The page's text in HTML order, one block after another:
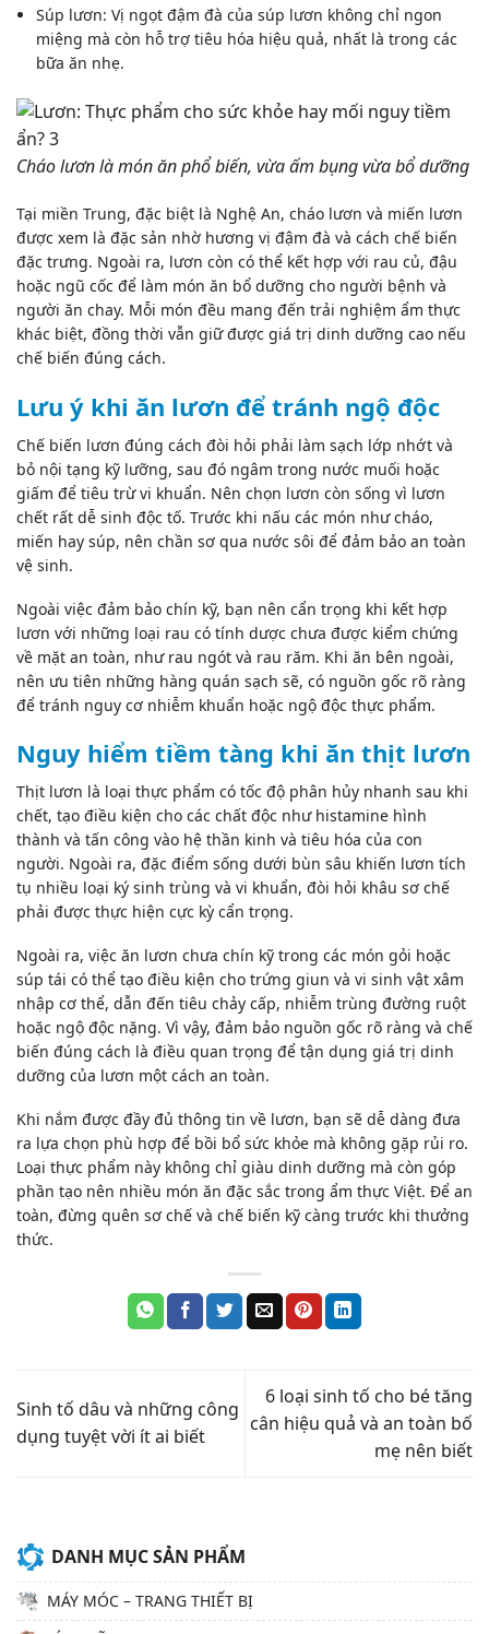
Súp lươn: Vị ngọt đậm đà của súp lươn không chỉ ngon
miệng mà còn hỗ trợ tiêu hóa hiệu quả, nhất là trong các
bữa ăn nhẹ.
Cháo lươn là món ăn phổ biến, vừa ấm bụng vừa bổ dưỡng
Tại miền Trung, đặc biệt là Nghệ An, cháo lươn và miến lươn
được xem là đặc sản nhờ hương vị đậm đà và cách chế biến
đặc trưng. Ngoài ra, lươn còn có thể kết hợp với rau củ, đậu
hoặc ngũ cốc để làm món ăn bổ dưỡng cho người bệnh và
người ăn chay. Mỗi món đều mang đến trải nghiệm ẩm thực
khác biệt, đồng thời vẫn giữ được giá trị dinh dưỡng cao nếu
chế biến đúng cách.
Lưu ý khi ăn lươn để tránh ngộ độc
Chế biến lươn đúng cách đòi hỏi phải làm sạch lớp nhớt và
bỏ nội tạng kỹ lưỡng, sau đó ngâm trong nước muối hoặc
giấm để tiêu trừ vi khuẩn. Nên chọn lươn còn sống vì lươn
chết rất dễ sinh độc tố. Trước khi nấu các món như cháo,
miến hay súp, nên chần sơ qua nước sôi để đảm bảo an toàn
vệ sinh.
Ngoài việc đảm bảo chín kỹ, bạn nên cẩn trọng khi kết hợp
lươn với những loại rau có tính dược chưa được kiểm chứng
về mặt an toàn, như rau ngót và rau răm. Khi ăn bên ngoài,
nên ưu tiên những hàng quán sạch sẽ, có nguồn gốc rõ ràng
để tránh nguy cơ nhiễm khuẩn hoặc ngộ độc thực phẩm.
Nguy hiểm tiềm tàng khi ăn thịt lươn
Thịt lươn là loại thực phẩm có tốc độ phân hủy nhanh sau khi
chết, tạo điều kiện cho các chất độc như histamine hình
thành và tấn công vào hệ thần kinh và tiêu hóa của con
người. Ngoài ra, đặc điểm sống dưới bùn sâu khiến lươn tích
tụ nhiều loại ký sinh trùng và vi khuẩn, đòi hỏi khâu sơ chế
phải được thực hiện cực kỳ cẩn trọng.
Ngoài ra, việc ăn lươn chưa chín kỹ trong các món gỏi hoặc
súp tái có thể tạo điều kiện cho trứng giun và vi sinh vật xâm
nhập cơ thể, dẫn đến tiêu chảy cấp, nhiễm trùng đường ruột
hoặc ngộ độc nặng. Vì vậy, đảm bảo nguồn gốc rõ ràng và chế
biến đúng cách là điều quan trọng để tận dụng giá trị dinh
dưỡng của lươn một cách an toàn.
Khi nắm được đầy đủ thông tin về lươn, bạn sẽ dễ dàng đưa
ra lựa chọn phù hợp để bồi bổ sức khỏe mà không gặp rủi ro.
Loại thực phẩm này không chỉ giàu dinh dưỡng mà còn góp
phần tạo nên nhiều món ăn đặc sắc trong ẩm thực Việt. Để an
toàn, đừng quên sơ chế và chế biến kỹ càng trước khi thưởng
thức.
Sinh tố dâu và những công
dụng tuyệt vời ít ai biết
6 loại sinh tố cho bé tăng
cân hiệu quả và an toàn bố
mẹ nên biết
DANH MỤC SẢN PHẨM
MÁY MÓC – TRANG THIẾT BỊ